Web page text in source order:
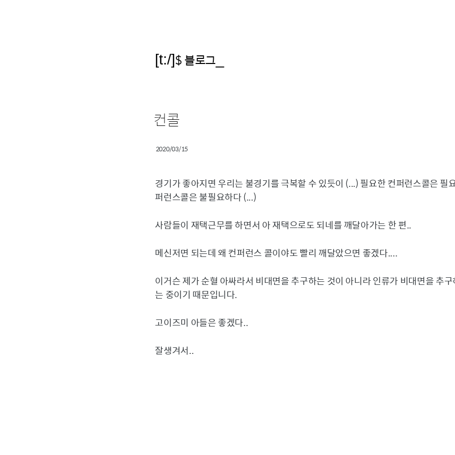
[t:/]$ 블로그
컨콜
2020/03/15
경기가 좋아지면 우리는 불경기를 극복할 수 있듯이 (...) 필요한 컨퍼런스콜은 필
퍼런스콜은 불필요하다 (...)
사람들이 재택근무를 하면서 아 재택으로도 되네를 깨달아가는 한 편..
메신저면 되는데 왜 컨퍼런스 콜이야도 빨리 깨달았으면 좋겠다....
이거슨 제가 순혈 아싸라서 비대면을 추구하는 것이 아니라 인류가 비대면을 추
는 중이기 때문입니다.
고이즈미 아들은 좋겠다..
잘생겨서..